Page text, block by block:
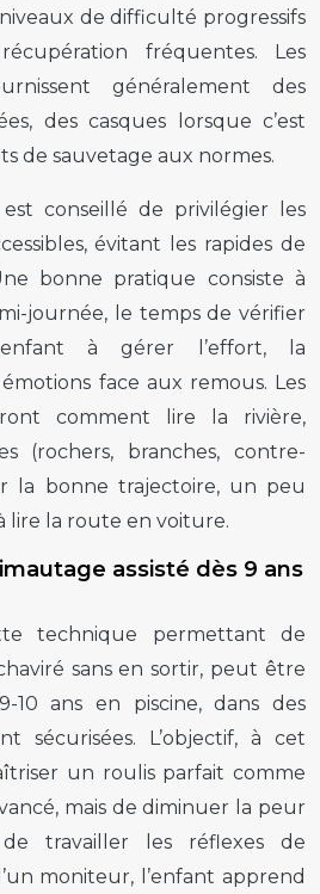
de difficulté progressifs
fréquentes. Les
généralement des
des casques lorsque c’est
de sauvetage aux normes.
conseillé de privilégier les
évitant les rapides de
bonne pratique consiste à
journée, le temps de vérifier
à gérer l’effort, la
face aux remous. Les
comment lire la rivière,
(rochers, branches, contre-
la bonne trajectoire, un peu
lire la route en voiture.
assisté dès 9 ans
technique permettant de
sans en sortir, peut être
10 ans en piscine, dans des
sécurisées. L’objectif, à cet
un roulis parfait comme
mais de diminuer la peur
travailler les réflexes de
moniteur, l’enfant apprend